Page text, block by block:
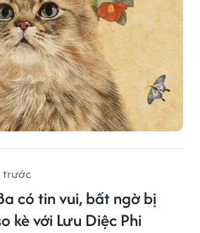
trước
có tin vui, bất ngờ bị
kè với Lưu Diệc Phi